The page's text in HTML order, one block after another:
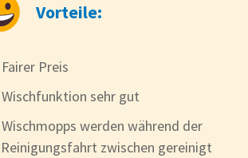
Vorteile:
Fairer Preis
Wischfunktion sehr gut
Wischmopps werden während der
Reinigungsfahrt zwischen gereinigt